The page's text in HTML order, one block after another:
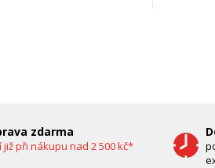
zdarma
již při nákupu nad 2 500 kč*